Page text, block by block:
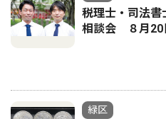
税理士・司法
相談会 ８月20
緑区